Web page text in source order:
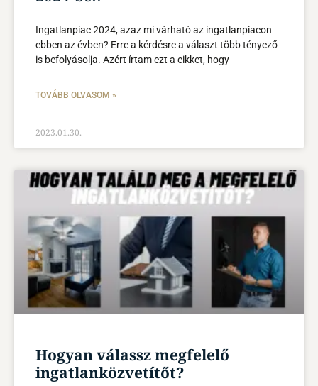
Ingatlanpiac 2024, azaz mi várható az ingatlanpiacon
ebben az évben? Erre a kérdésre a választ több tényező
is befolyásolja. Azért írtam ezt a cikket, hogy
TOVÁBB OLVASOM »
2023.01.30.
Hogyan válassz megfelelő
ingatlanközvetítőt?